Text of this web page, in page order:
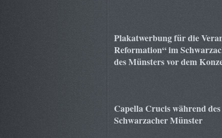
Plakatwerbung für die
Reformation“ im
des Münsters vor dem
Capella Crucis während
Schwarzacher Münster